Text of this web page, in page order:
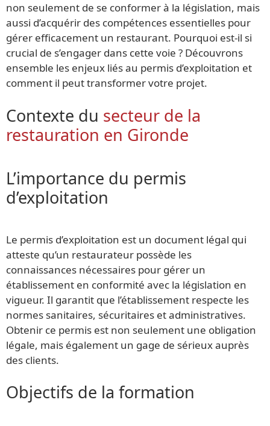
non seulement de se conformer à la législation, mais
aussi d’acquérir des compétences essentielles pour
gérer efficacement un restaurant. Pourquoi est-il si
crucial de s’engager dans cette voie ? Découvrons
ensemble les enjeux liés au permis d’exploitation et
comment il peut transformer votre projet.
Contexte du secteur de la
restauration en Gironde
L’importance du permis
d’exploitation
Le permis d’exploitation est un document légal qui
atteste qu’un restaurateur possède les
connaissances nécessaires pour gérer un
établissement en conformité avec la législation en
vigueur. Il garantit que l’établissement respecte les
normes sanitaires, sécuritaires et administratives.
Obtenir ce permis est non seulement une obligation
légale, mais également un gage de sérieux auprès
des clients.
Objectifs de la formation